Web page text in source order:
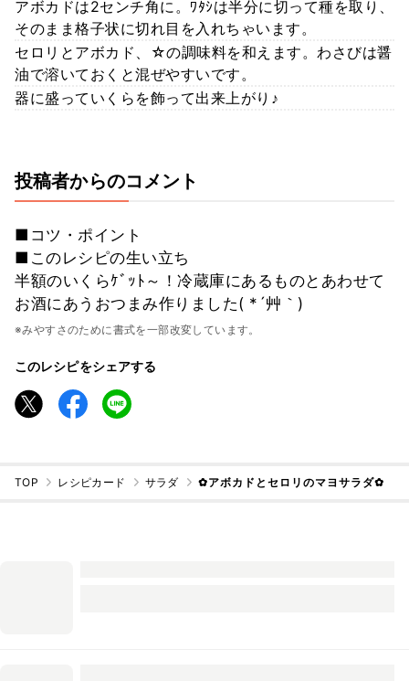
アボカドは2センチ角に。ﾜﾀｼは半分に切って種を取り、
そのまま格子状に切れ目を入れちゃいます。
セロリとアボカド、☆の調味料を和えます。わさびは醤
油で溶いておくと混ぜやすいです。
器に盛っていくらを飾って出来上がり♪
投稿者からのコメント
■コツ・ポイント
■このレシピの生い立ち
半額のいくらｹﾞｯﾄ～！冷蔵庫にあるものとあわせて
お酒にあうおつまみ作りました( *´艸｀)
※みやすさのために書式を一部改変しています。
このレシピをシェアする
TOP レシピカード サラダ ✿アボカドとセロリのマヨサラダ✿